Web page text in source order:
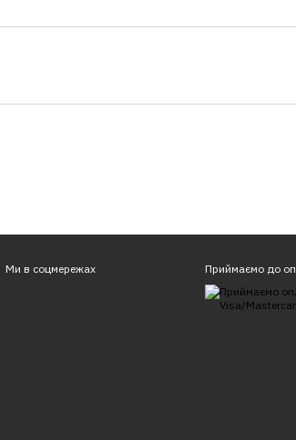
Ми в соцмережах Приймаємо до